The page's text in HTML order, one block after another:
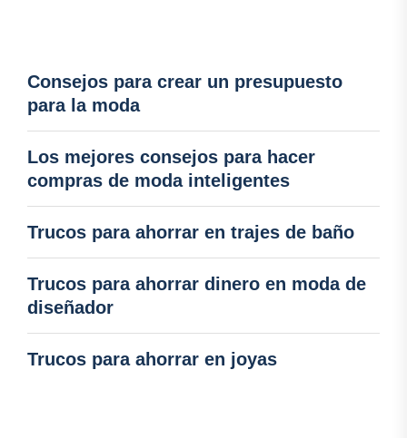
Consejos para crear un presupuesto
para la moda
Los mejores consejos para hacer
compras de moda inteligentes
Trucos para ahorrar en trajes de baño
Trucos para ahorrar dinero en moda de
diseñador
Trucos para ahorrar en joyas